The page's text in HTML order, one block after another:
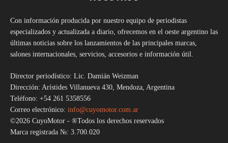
Con información producida por nuestro equipo de periodistas
especializados y actualizada a diario, ofrecemos en el oeste argentino las
últimas noticias sobre los lanzamientos de las principales marcas,
salones internacionales, servicios, accesorios e información útil.
Director periodístico: Lic. Damián Weizman
Dirección: Arístides Villanueva 430, Mendoza, Argentina
Teléfono: +54 261 5358556
Correo electrónico: info@cuyomotor.com.ar
©2026 CuyoMotor - ®Todos los derechos reservados
Marca registrada №: 3.700.020